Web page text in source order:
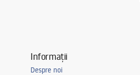
Informații
Despre noi